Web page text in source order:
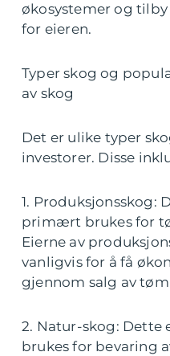
økosystemer og
for eieren.
Typer skog og
av skog
Det er ulike typer
investorer. Disse
1. Produksjonsskog:
primært brukes for
Eierne av
vanligvis for å få
gjennom salg av
2. Natur-skog:
brukes for bevaring